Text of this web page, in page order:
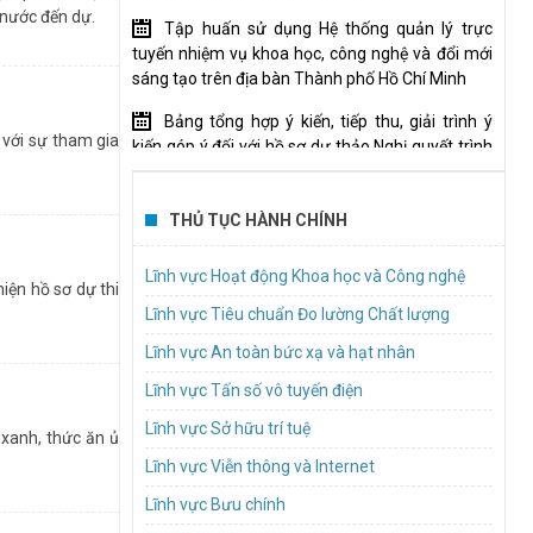
cấu sản xuất
sản xuất) và
đến dự.
khởi nghiệp
làm và là môi
Hồ Chí Minh.
sự tham gia
An.
tố con người
hồ sơ dự thi
thức ăn ủ
Tập huấn sử dụng Hệ thống quản lý trực
tuyến nhiệm vụ khoa học, công nghệ và đổi mới
sáng tạo trên địa bàn Thành phố Hồ Chí Minh
Bảng tổng hợp ý kiến, tiếp thu, giải trình ý
kiến góp ý đối với hồ sơ dự thảo Nghị quyết trình
Hội đồng nhân dân hành phố
Mời tham gia thực hiện gói thầu “Tổ chức
để hình thành và phát triển Trung tâm nghiên
cứu đạt chuẩn quốc tế”
TP.HCM lấy ý kiến dự thảo quy định nội dung
và mức chi cho các cuộc thi, hội thi về khoa học,
công nghệ và đổi mới sáng tạo
Mời báo giá dịch vụ hậu cần Tổ chức hội nghị
kết nối, chia sẻ giải pháp, hướng dẫn đổi mới
sáng tạo trong khu vực công năm 2026
(InnoGov Coffee)
THỦ TỤC HÀNH CHÍNH
Lĩnh vực Hoạt động Khoa học và Công nghệ
Lĩnh vực Tiêu chuẩn Đo lường Chất lượng
Lĩnh vực An toàn bức xạ và hạt nhân
Lĩnh vực Tấn số vô tuyến điện
Lĩnh vực Sở hữu trí tuệ
Lĩnh vực Viễn thông và Internet
Lĩnh vực Bưu chính